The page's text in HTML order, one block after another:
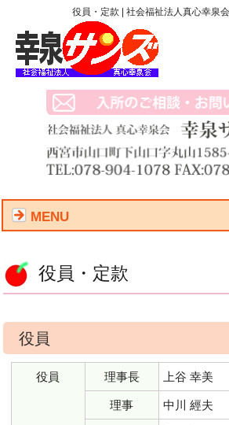
役員・定款 | 社会福祉法人真心幸泉
MENU
役員・定款
役員
役員 理事長 上谷 幸美
理事 中川 經夫